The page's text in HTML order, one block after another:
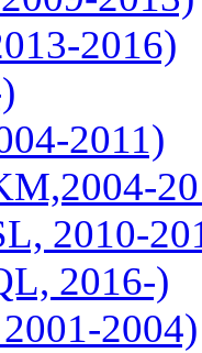
2016)
2011)
2010-
2016-)
2004)